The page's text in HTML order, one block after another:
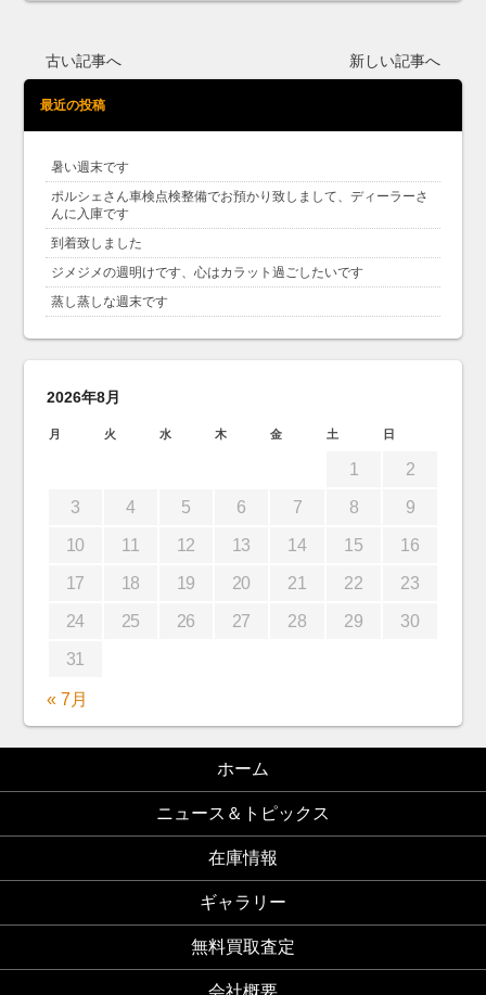
古い記事へ 新しい記事へ
最近の投稿
暑い週末です
ポルシェさん車検点検整備でお預かり致しまして、ディーラーさ
んに入庫です
到着致しました
ジメジメの週明けです、心はカラット過ごしたいです
蒸し蒸しな週末です
2026年8月
月 火 水 木 金 土 日
1 2
3 4 5 6 7 8 9
10 11 12 13 14 15 16
17 18 19 20 21 22 23
24 25 26 27 28 29 30
31
« 7月
ホーム
ニュース＆トピックス
在庫情報
ギャラリー
無料買取査定
会社概要